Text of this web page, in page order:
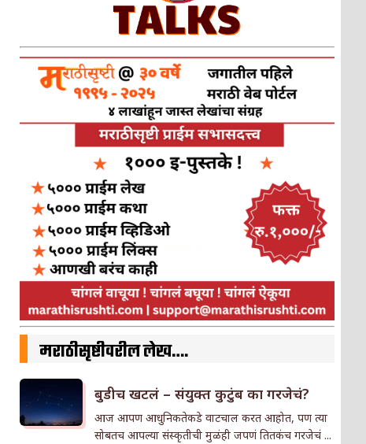
मराठीसृष्टीवरील लेख….
बुडीच खटलं – संयुक्त कुटुंब का गरजेचं?
आज आपण आधुनिकतेकडे वाटचाल करत आहोत, पण त्या
सोबतच आपल्या संस्कृतीची मुळंही जपणं तितकंच गरजेचं ...